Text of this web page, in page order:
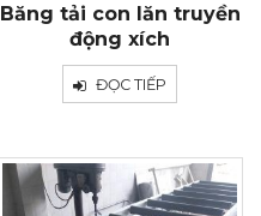
Băng tải con lăn truyền
động xích
ĐỌC TIẾP